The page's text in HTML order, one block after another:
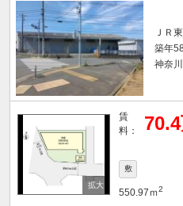
ＪＲ
築年
神奈
賃
料：
敷
550.97ｍ2